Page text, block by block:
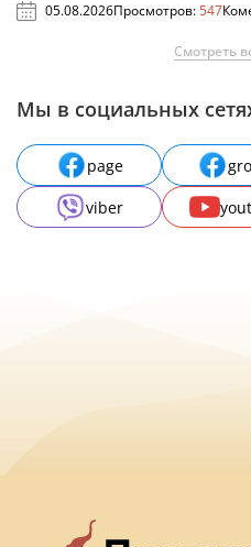
05.08.2026Просмотров:547
Смотреть
Мы в социальных
page
viber